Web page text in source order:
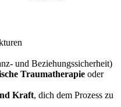
und Beziehungssicherheit)
Traumatherapie oder
Kraft, dich dem Prozess zu